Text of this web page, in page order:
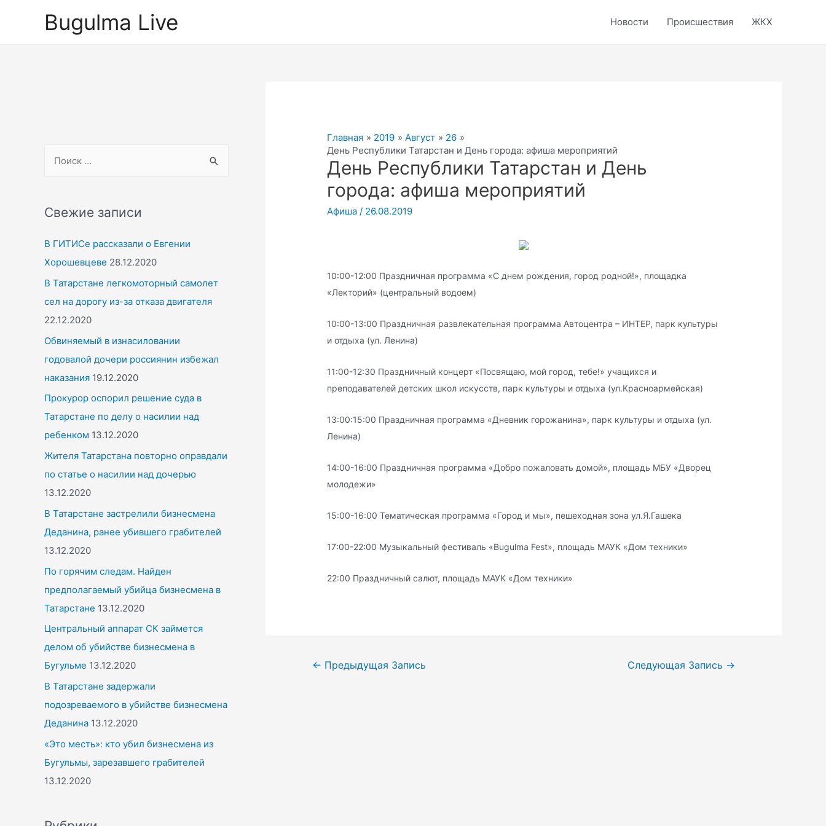
Bugulma Live Новости Происшествия ЖКХ
r
h
f
o
r
:
Свежие записи
В ГИТИСе рассказали о Евгении
Хорошевцеве 28.12.2020
В Татарстане легкомоторный самолет
сел на дорогу из-за отказа двигателя
22.12.2020
Обвиняемый в изнасиловании
годовалой дочери россиянин избежал
наказания 19.12.2020
Прокурор оспорил решение суда в
Татарстане по делу о насилии над
ребенком 13.12.2020
Жителя Татарстана повторно оправдали
по статье о насилии над дочерью
13.12.2020
В Татарстане застрелили бизнесмена
Деданина, ранее убившего грабителей
13.12.2020
По горячим следам. Найден
предполагаемый убийца бизнесмена в
Татарстане 13.12.2020
Центральный аппарат СК займется
делом об убийстве бизнесмена в
Бугульме 13.12.2020
В Татарстане задержали
подозреваемого в убийстве бизнесмена
Деданина 13.12.2020
«Это месть»: кто убил бизнесмена из
Бугульмы, зарезавшего грабителей
13.12.2020
Главная 2019 Август
26
День Республики Татарстан и День города: афиша мероприятий
День Республики Татарстан и День
города: афиша мероприятий
Афиша / 26.08.2019
10:00-12:00 Праздничная программа «С днем рождения, город родной!», площадка
«Лекторий» (центральный водоем)
10:00-13:00 Праздничная развлекательная программа Автоцентра – ИНТЕР, парк культуры
и отдыха (ул. Ленина)
11:00-12:30 Праздничный концерт «Посвящаю, мой город, тебе!» учащихся и
преподавателей детских школ искусств, парк культуры и отдыха (ул.Красноармейская)
13:00:15:00 Праздничная программа «Дневник горожанина», парк культуры и отдыха (ул.
Ленина)
14:00-16:00 Праздничная программа «Добро пожаловать домой», площадь МБУ «Дворец
молодежи»
15:00-16:00 Тематическая программа «Город и мы», пешеходная зона ул.Я.Гашека
17:00-22:00 Музыкальный фестиваль «Bugulma Fest», площадь МАУК «Дом техники»
22:00 Праздничный салют, площадь МАУК «Дом техники»
Навигация
← Предыдущая Запись Следующая Запись →